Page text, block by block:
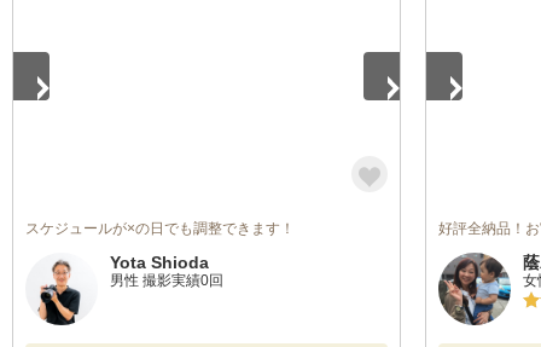
スケジュールが×の日でも調整できます！
Yota Shioda
男性 撮影実績0回
好評全納品！
女